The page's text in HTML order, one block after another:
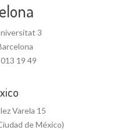
3
19 49
Varela 15
de México)